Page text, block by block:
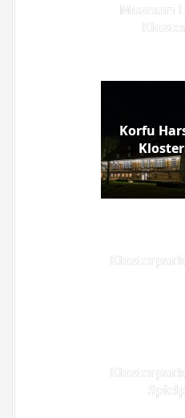
Museum
Korfu